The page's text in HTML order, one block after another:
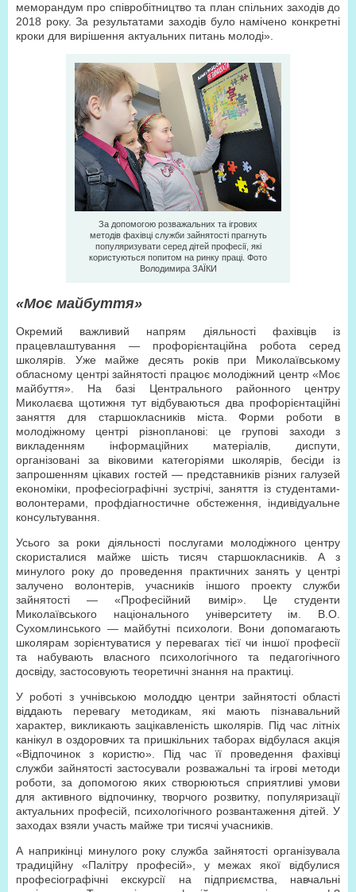
меморандум про співробітництво та план спільних заходів до
2018 року. За результатами заходів було намічено конкретні
кроки для вирішення актуальних питань молоді».
За допомогою розважальних та ігрових
методів фахівці служби зайнятості прагнуть
популяризувати серед дітей професії, які
користуються попитом на ринку праці. Фото
Володимира ЗAЇКИ
«Моє майбуття»
Окремий важливий напрям діяльності фахівців із
працевлаштування — профорієнтаційна робота серед
школярів. Уже майже десять років при Миколаївському
обласному центрі зайнятості працює молодіжний центр «Моє
майбуття». На базі Центрального районного центру
Миколаєва щотижня тут відбуваються два профорієнтаційні
заняття для старшокласників міста. Форми роботи в
молодіжному центрі різнопланові: це групові заходи з
викладенням інформаційних матеріалів, диспути,
організовані за віковими категоріями школярів, бесіди із
запрошенням цікавих гостей — представників різних галузей
економіки, професіографічні зустрічі, заняття із студентами-
волонтерами, профдіагностичне обстеження, індивідуальне
консультування.
Усього за роки діяльності послугами молодіжного центру
скористалися майже шість тисяч старшокласників. А з
минулого року до проведення практичних занять у центрі
залучено волонтерів, учасників іншого проекту служби
зайнятості — «Професійний вимір». Це студенти
Миколаївського національного університету ім. В.О.
Сухомлинського — майбутні психологи. Вони допомагають
школярам зорієнтуватися у перевагах тієї чи іншої професії
та набувають власного психологічного та педагогічного
досвіду, застосовують теоретичні знання на практиці.
У роботі з учнівською молоддю центри зайнятості області
віддають перевагу методикам, які мають пізнавальний
характер, викликають зацікавленість школярів. Під час літніх
канікул в оздоровчих та пришкільних таборах відбулася акція
«Відпочинок з користю». Під час її проведення фахівці
служби зайнятості застосували розважальні та ігрові методи
роботи, за допомогою яких створюються сприятливі умови
для активного відпочинку, творчого розвитку, популяризації
актуальних професій, психологічного розвантаження дітей. У
заходах взяли участь майже три тисячі учасників.
А наприкінці минулого року служба зайнятості організувала
традиційну «Палітру професій», у межах якої відбулися
професіографічні екскурсії на підприємства, навчальні